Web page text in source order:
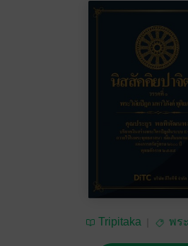
Tripitaka พร